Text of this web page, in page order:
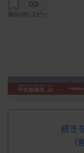
保存URLコピー
続き